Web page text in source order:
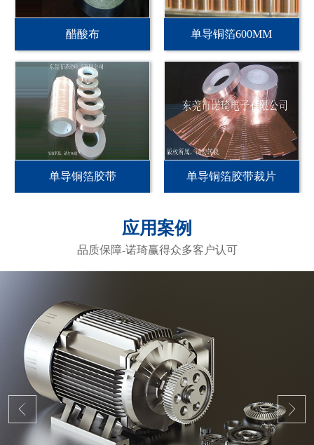
醋酸布 单导铜箔600MM
单导铜箔胶带 单导铜箔胶带裁片
应用案例
品质保障-诺琦赢得众多客户认可